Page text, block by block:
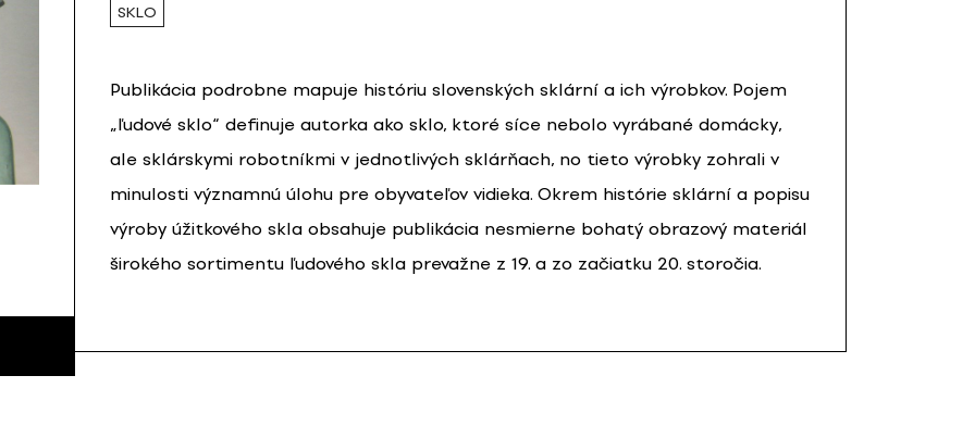
SKLO
Publikácia podrobne mapuje históriu slovenských sklární a ich výrobkov. Pojem
„ľudové sklo“ definuje autorka ako sklo, ktoré síce nebolo vyrábané domácky,
ale sklárskymi robotníkmi v jednotlivých sklárňach, no tieto výrobky zohrali v
minulosti významnú úlohu pre obyvateľov vidieka. Okrem histórie sklární a popisu
výroby úžitkového skla obsahuje publikácia nesmierne bohatý obrazový materiál
širokého sortimentu ľudového skla prevažne z 19. a zo začiatku 20. storočia.